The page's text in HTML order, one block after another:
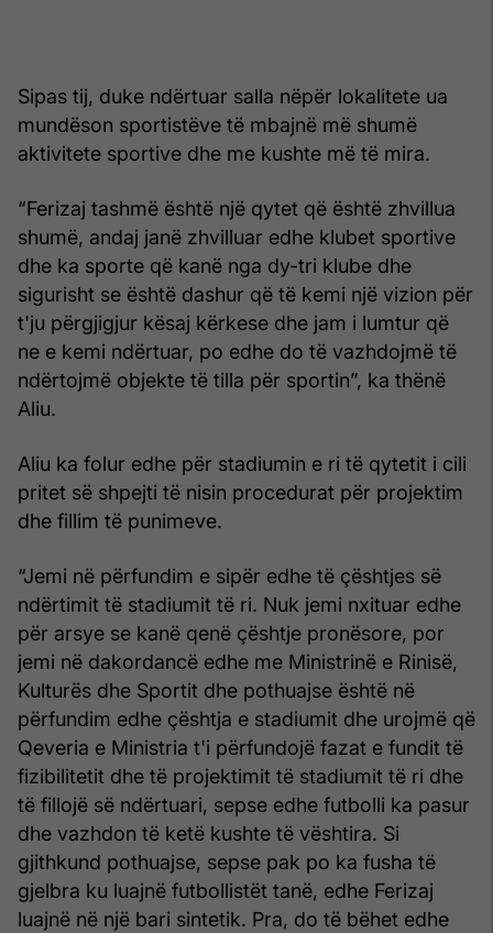
Sipas tij, duke ndërtuar salla nëpër lokalitete ua
mundëson sportistëve të mbajnë më shumë
aktivitete sportive dhe me kushte më të mira.
“Ferizaj tashmë është një qytet që është zhvillua
shumë, andaj janë zhvilluar edhe klubet sportive
dhe ka sporte që kanë nga dy-tri klube dhe
sigurisht se është dashur që të kemi një vizion për
t'ju përgjigjur kësaj kërkese dhe jam i lumtur që
ne e kemi ndërtuar, po edhe do të vazhdojmë të
ndërtojmë objekte të tilla për sportin”, ka thënë
Aliu.
Aliu ka folur edhe për stadiumin e ri të qytetit i cili
pritet së shpejti të nisin procedurat për projektim
dhe fillim të punimeve.
“Jemi në përfundim e sipër edhe të çështjes së
ndërtimit të stadiumit të ri. Nuk jemi nxituar edhe
për arsye se kanë qenë çështje pronësore, por
jemi në dakordancë edhe me Ministrinë e Rinisë,
Kulturës dhe Sportit dhe pothuajse është në
përfundim edhe çështja e stadiumit dhe urojmë që
Qeveria e Ministria t'i përfundojë fazat e fundit të
fizibilitetit dhe të projektimit të stadiumit të ri dhe
të fillojë së ndërtuari, sepse edhe futbolli ka pasur
dhe vazhdon të ketë kushte të vështira. Si
gjithkund pothuajse, sepse pak po ka fusha të
gjelbra ku luajnë futbollistët tanë, edhe Ferizaj
luajnë në një bari sintetik. Pra, do të bëhet edhe